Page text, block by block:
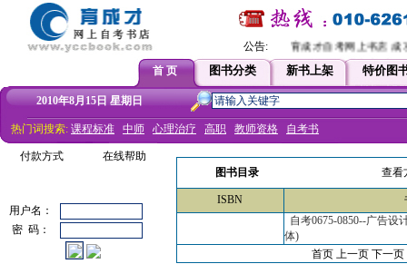
公告:
育成才自考网上书店 成
首 页
图书分类 新书上架 特价图
2010年8月15日 星期日
热门词搜索: 课程标准 中师 心理治疗 高职 教师资格 自考书
付款方式 在线帮助
用户名：
密 码：
图书目录 查看
ISBN
自考0675-0850--广告设
体)
首页 上一页 下一页